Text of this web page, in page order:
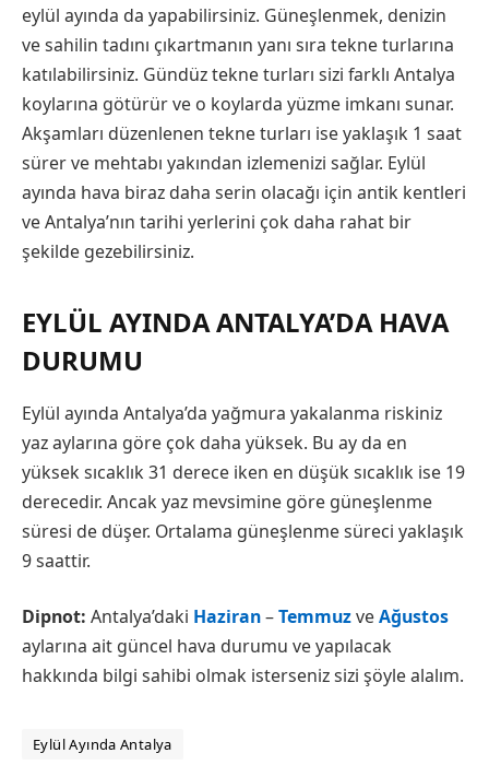
eylül ayında da yapabilirsiniz. Güneşlenmek, denizin
ve sahilin tadını çıkartmanın yanı sıra tekne turlarına
katılabilirsiniz. Gündüz tekne turları sizi farklı Antalya
koylarına götürür ve o koylarda yüzme imkanı sunar.
Akşamları düzenlenen tekne turları ise yaklaşık 1 saat
sürer ve mehtabı yakından izlemenizi sağlar. Eylül
ayında hava biraz daha serin olacağı için antik kentleri
ve Antalya’nın tarihi yerlerini çok daha rahat bir
şekilde gezebilirsiniz.
EYLÜL AYINDA ANTALYA’DA HAVA
DURUMU
Eylül ayında Antalya’da yağmura yakalanma riskiniz
yaz aylarına göre çok daha yüksek. Bu ay da en
yüksek sıcaklık 31 derece iken en düşük sıcaklık ise 19
derecedir. Ancak yaz mevsimine göre güneşlenme
süresi de düşer. Ortalama güneşlenme süreci yaklaşık
9 saattir.
Dipnot: Antalya’daki Haziran–TemmuzveAğustos
aylarına ait güncel hava durumu ve yapılacak
hakkında bilgi sahibi olmak isterseniz sizi şöyle alalım.
Eylül Ayında Antalya